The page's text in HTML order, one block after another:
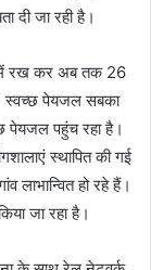
दी जा रही है।
में रख कर अब तक 26
स्वच्छ पेयजल सबका
पहुंच रहा है।
स्थापित की गई
हो रहे हैं।
जा रहा है।